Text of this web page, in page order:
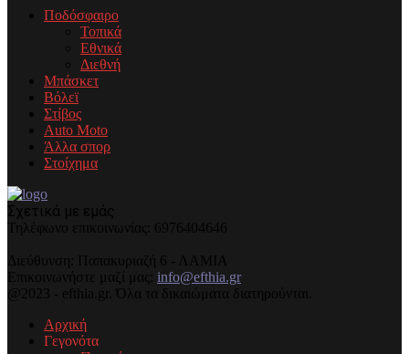
Ποδόσφαιρο
Τοπικά
Εθνικά
Διεθνή
Μπάσκετ
Βόλεϊ
Στίβος
Auto Moto
Άλλα σπορ
Στοίχημα
Σχετικά με εμάς
Τηλέφωνo επικοινωνίας: 6976404646
Διεύθυνση: Παπακυριαζή 6 - ΛΑΜΙΑ
Επικοινωνήστε μαζί μας: info@efthia.gr
@2023 - efthia.gr. Όλα τα δικαιώματα διατηρούνται.
Αρχική
Γεγονότα